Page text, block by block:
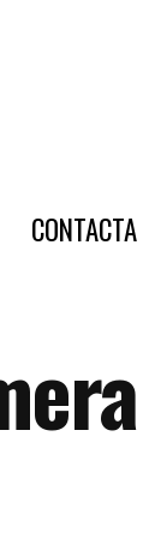
CONTACTA